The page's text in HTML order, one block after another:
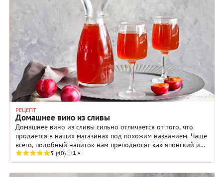
РЕЦЕПТ
Домашнее вино из сливы
Домашнее вино из сливы сильно отличается от того, что
продается в наших магазинах под похожим названием. Чаще
всего, подобный напиток нам преподносят как японский или
китайский. Что ж, доля правды в ...
5 (40) 1 ч